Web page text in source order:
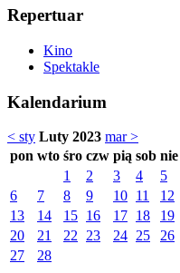
Repertuar
Kino
Spektakle
Kalendarium
< sty Luty 2023 mar >
pon wto śro czw pią sob nie
1
2 3 4
5
6
7 8 9 10 11
12
13
14 15 16 17 18
19
20
21 22 23 24 25
26
27
28